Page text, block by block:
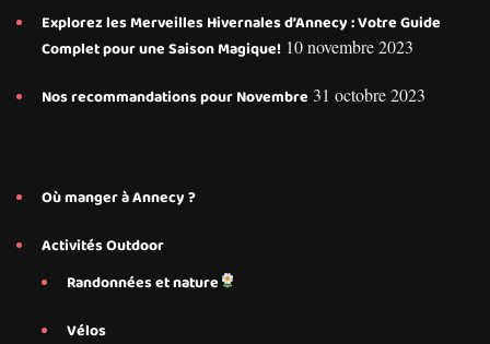
Explorez les Merveilles Hivernales d’Annecy : Votre Guide
Complet pour une Saison Magique! 10 novembre 2023
Nos recommandations pour Novembre 31 octobre 2023
Où manger à Annecy ?
Activités Outdoor
Randonnées et nature
Vélos